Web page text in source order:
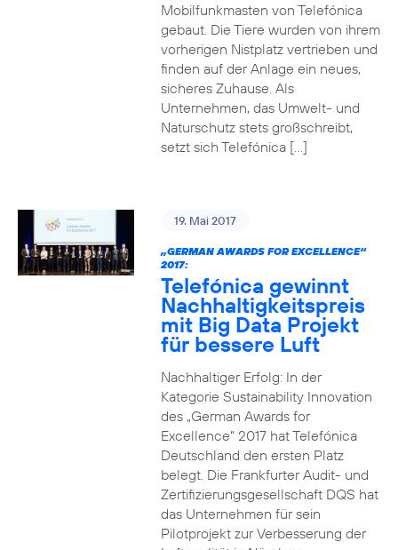
Mobilfunkmasten von Telefónica
gebaut. Die Tiere wurden von ihrem
vorherigen Nistplatz vertrieben und
finden auf der Anlage ein neues,
sicheres Zuhause. Als
Unternehmen, das Umwelt- und
Naturschutz stets großschreibt,
setzt sich Telefónica […]
19. Mai 2017
„GERMAN AWARDS FOR EXCELLENCE“
2017:
Telefónica gewinnt
Nachhaltigkeitspreis
mit Big Data Projekt
für bessere Luft
Nachhaltiger Erfolg: In der
Kategorie Sustainability Innovation
des „German Awards for
Excellence“ 2017 hat Telefónica
Deutschland den ersten Platz
belegt. Die Frankfurter Audit- und
Zertifizierungsgesellschaft DQS hat
das Unternehmen für sein
Pilotprojekt zur Verbesserung der